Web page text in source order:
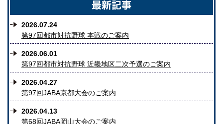
2026.07.24
第97回都市対抗野球 本戦のご案内
2026.06.01
第97回都市対抗野球 近畿地区二次予選のご案内
2026.04.27
第97回JABA京都大会のご案内
2026.04.13
第68回JABA岡山大会のご案内